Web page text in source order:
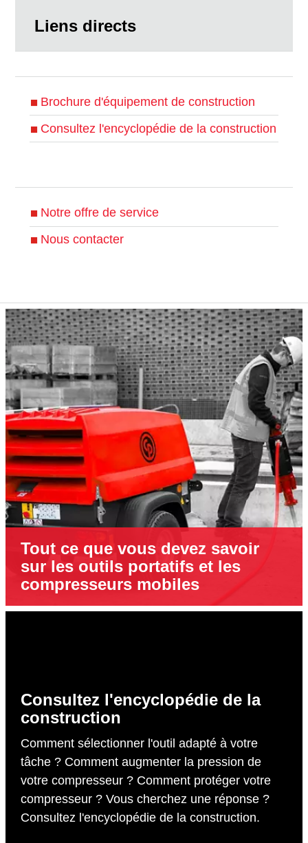
Liens directs
Brochure d'équipement de construction
Consultez l'encyclopédie de la construction
Notre offre de service
Nous contacter
Tout ce que vous devez savoir
sur les outils portatifs et les
compresseurs mobiles
Consultez l'encyclopédie de la
construction
Comment sélectionner l'outil adapté à votre
tâche ? Comment augmenter la pression de
votre compresseur ? Comment protéger votre
compresseur ? Vous cherchez une réponse ?
Consultez l'encyclopédie de la construction.